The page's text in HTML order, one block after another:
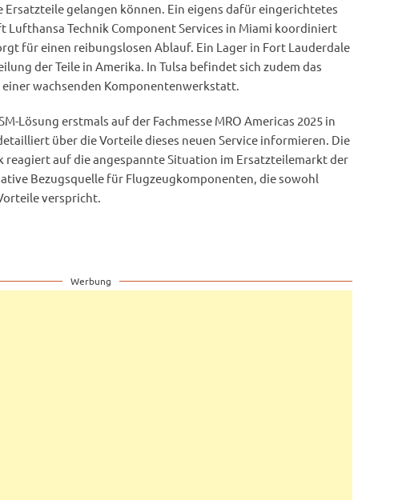
gelangen können. Ein eigens dafür eingerichtetes
Lufthansa Technik Component Services in Miami koordiniert
für einen reibungslosen Ablauf. Ein Lager in Fort Lauderdale
der Teile in Amerika. In Tulsa befindet sich zudem das
wachsenden Komponentenwerkstatt.
Lösung erstmals auf der Fachmesse MRO Americas 2025 in
über die Vorteile dieses neuen Service informieren. Die
reagiert auf die angespannte Situation im Ersatzteilemarkt der
Bezugsquelle für Flugzeugkomponenten, die sowohl
verspricht.
Werbung